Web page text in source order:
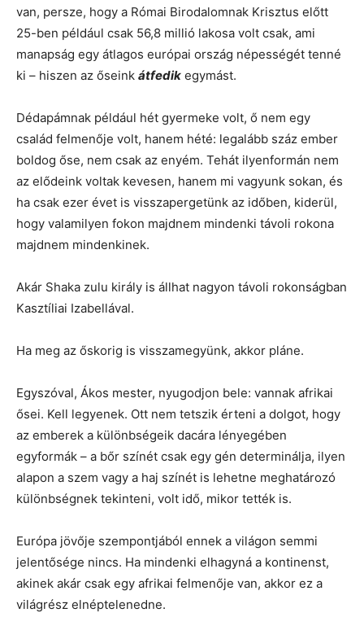
van, persze, hogy a Római Birodalomnak Krisztus előtt
25-ben például csak 56,8 millió lakosa volt csak, ami
manapság egy átlagos európai ország népességét tenné
ki – hiszen az őseink átfedik egymást.
Dédapámnak például hét gyermeke volt, ő nem egy
család felmenője volt, hanem hété: legalább száz ember
boldog őse, nem csak az enyém. Tehát ilyenformán nem
az elődeink voltak kevesen, hanem mi vagyunk sokan, és
ha csak ezer évet is visszapergetünk az időben, kiderül,
hogy valamilyen fokon majdnem mindenki távoli rokona
majdnem mindenkinek.
Akár Shaka zulu király is állhat nagyon távoli rokonságban
Kasztíliai Izabellával.
Ha meg az őskorig is visszamegyünk, akkor pláne.
Egyszóval, Ákos mester, nyugodjon bele: vannak afrikai
ősei. Kell legyenek. Ott nem tetszik érteni a dolgot, hogy
az emberek a különbségeik dacára lényegében
egyformák – a bőr színét csak egy gén determinálja, ilyen
alapon a szem vagy a haj színét is lehetne meghatározó
különbségnek tekinteni, volt idő, mikor tették is.
Európa jövője szempontjából ennek a világon semmi
jelentősége nincs. Ha mindenki elhagyná a kontinenst,
akinek akár csak egy afrikai felmenője van, akkor ez a
világrész elnéptelenedne.